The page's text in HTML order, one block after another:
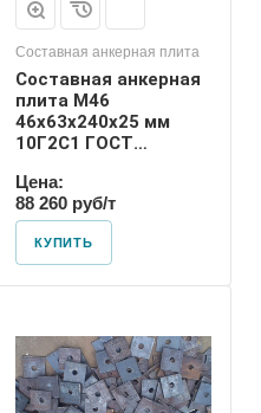
Составная анкерная плита
Составная анкерная
плита М46
46х63х240х25 мм
10Г2С1 ГОСТ
Цена:
88 260 руб/т
КУПИТЬ